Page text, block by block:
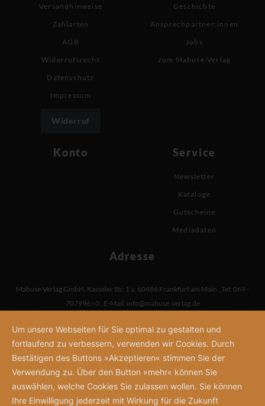
Versandhinweise
Zahlarten
AGB
Widerrufsrecht
Datenschutz
Impressum
Widerruf
Geschichte
Ansprechpartner:innen
Jobs
zum Mabuse-Verlag
Konto Service
Newsletter
Kataloge
Gutscheine
Mediadaten
Adresse
Mabuse-Verlag GmbH, Kasseler Str. 1 a, 60486 Frankfurt am Main , Tel: 069 -
707996 - 0 , E-Mail: info@mabuse-verlag.de
Um unsere Webseiten für Sie optimal zu gestalten und
fortlaufend zu verbessern, verwenden wir Cookies. Durch
Bestätigen des Buttons »Akzeptieren« stimmen Sie der
Verwendung zu. Über den Button »mehr« können Sie
auswählen, welche Cookies Sie zulassen wollen. Sie können
Ihre Einwilligung jederzeit mit Wirkung für die Zukunft